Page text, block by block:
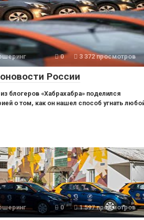
0 3 372 просмотров
России
блогеров «Хабрахабра» поделился
о том, как он нашел способ угнать
0 1 597 просмотров